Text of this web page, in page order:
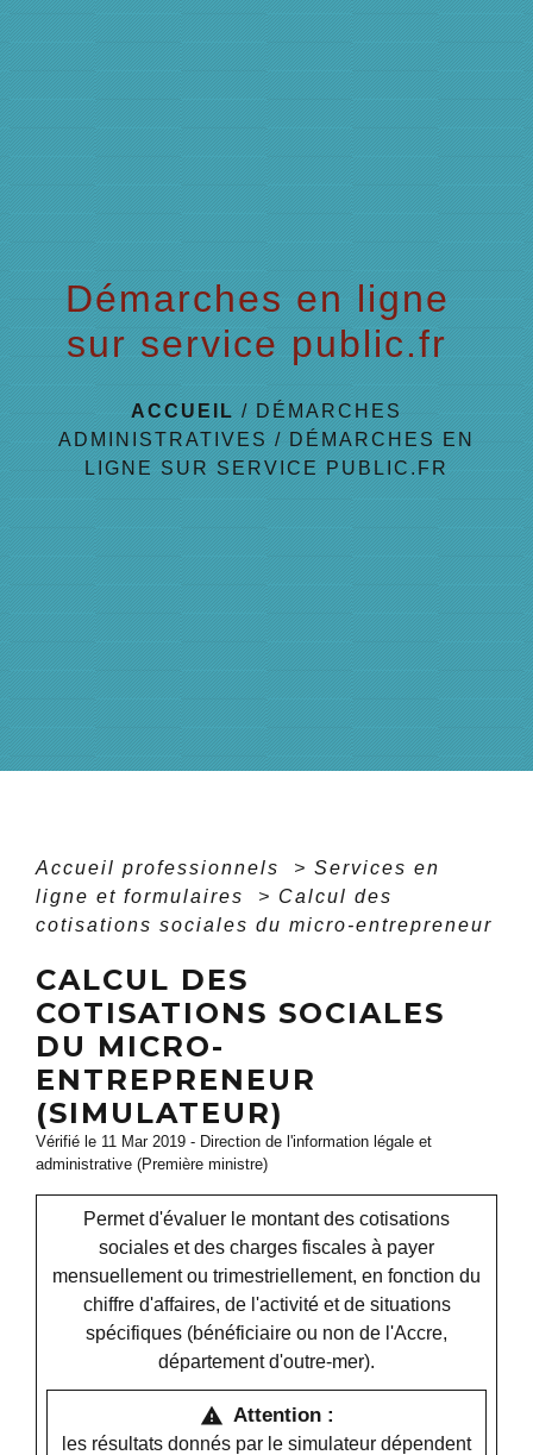
Démarches en ligne
sur service public.fr
ACCUEIL / DÉMARCHES
ADMINISTRATIVES / DÉMARCHES EN
LIGNE SUR SERVICE PUBLIC.FR
Accueil professionnels > Services en
ligne et formulaires
> Calcul des
cotisations sociales du micro-entrepreneur
CALCUL DES
COTISATIONS SOCIALES
DU MICRO-
ENTREPRENEUR
(SIMULATEUR)
Vérifié le 11 Mar 2019 - Direction de l'information légale et
administrative (Première ministre)
Permet d'évaluer le montant des cotisations
sociales et des charges fiscales à payer
mensuellement ou trimestriellement, en fonction du
chiffre d'affaires, de l'activité et de situations
spécifiques (bénéficiaire ou non de l'Accre,
département d'outre-mer).
warning Attention :
les résultats donnés par le simulateur dépendent